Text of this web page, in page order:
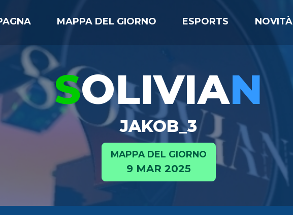
MAPPA DEL GIORNO ESPORTS NOVITÀ
SOLIVIAN
JAKOB_3
MAPPA DEL GIORNO
9 MAR 2025